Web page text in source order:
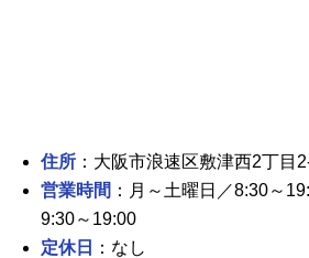
住所 ：大阪市浪速区敷津西2丁目
営業時間 ：月～土曜日／8:30～
9:30～19:00
定休日
：なし